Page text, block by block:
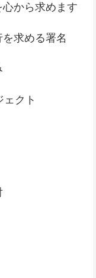
から求めます
求める署名
クト